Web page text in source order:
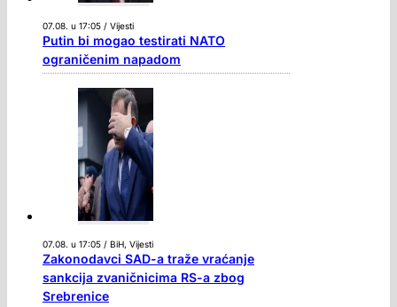
07.08. u 17:05 / Vijesti
Putin bi mogao testirati NATO
ograničenim napadom
07.08. u 17:05 / BiH, Vijesti
Zakonodavci SAD-a traže vraćanje
sankcija zvaničnicima RS-a zbog
Srebrenice